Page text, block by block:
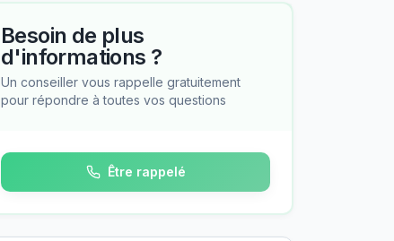
Besoin de plus
d'informations ?
Un conseiller vous rappelle gratuitement
pour répondre à toutes vos questions
Être rappelé